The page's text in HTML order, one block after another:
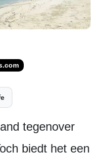
tegenover
biedt het een